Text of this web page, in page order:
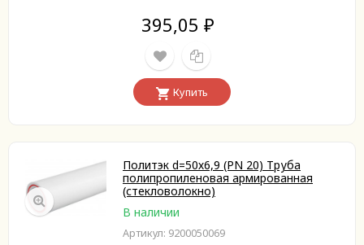
395,05 ₽
Купить
Политэк d=50х6,9 (PN 20) Труба
полипропиленовая армированная
(стекловолокно)
В наличии
Артикул: 9200050069